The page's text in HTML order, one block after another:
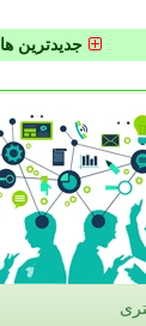
جدیدترین ها